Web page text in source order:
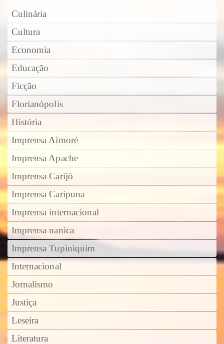
Culinária
Cultura
Economia
Educação
Ficção
Florianópolis
História
Imprensa Aimoré
Imprensa Apache
Imprensa Carijó
Imprensa Caripuna
Imprensa internacional
Imprensa nanica
Imprensa Tupiniquim
Internacional
Jornalismo
Justiça
Leseira
Literatura